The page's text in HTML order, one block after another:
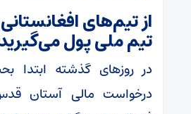
از تیم‌های
تیم ملی پول
در روز‌های گذشته ابتدا
درخواست مالی آستان